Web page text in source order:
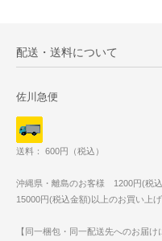
配送・送料について
佐川急便
送料： 600円（税込）
沖縄県・離島のお客様 1200円(税
15000円(税込金額)以上のお買い上
【同一梱包・同一配送先へのお届け